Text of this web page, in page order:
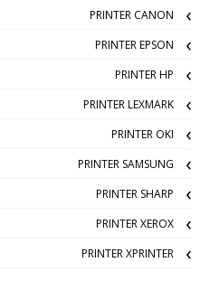
PRINTER CANON
PRINTER EPSON
PRINTER HP
PRINTER LEXMARK
PRINTER OKI
PRINTER SAMSUNG
PRINTER SHARP
PRINTER XEROX
PRINTER XPRINTER